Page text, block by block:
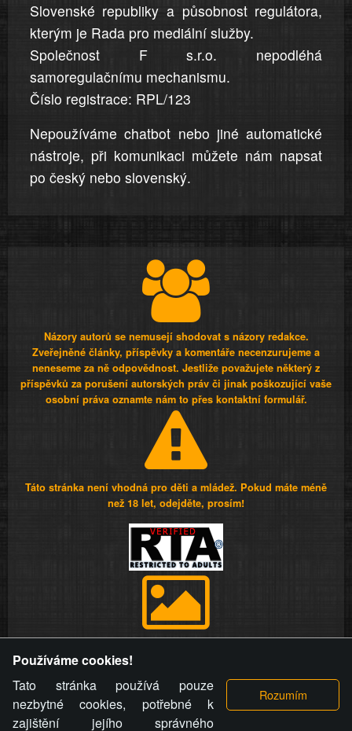
Slovenské republiky a působnost regulátora,
kterým je Rada pro mediální služby.
Společnost F s.r.o. nepodléhá
samoregulačnímu mechanismu.
Číslo registrace: RPL/123
Nepoužíváme chatbot nebo jiné automatické
nástroje, při komunikaci můžete nám napsat
po český nebo slovenský.
Názory autorů se nemusejí shodovat s názory redakce.
Zveřejněné články, příspěvky a komentáře necenzurujeme a
neneseme za ně odpovědnost. Jestliže považujete některý z
příspěvků za porušení autorských práv či jinak poškozující vaše
osobní práva oznamte nám to přes kontaktní formulář.
Táto stránka není vhodná pro děti a mládež. Pokud máte méně
než 18 let, odejděte, prosím!
videa a komentáře. Osoba, které se toto opatření provozovatele
stránky týče, ani osoba, která umístila fotografii nebo video na
stránku, nemůže z důvodu odstranění fotografie, videa nebo
komentáře pro výše uvedenou okolnost uplatnit vůči
provozovateli stránky žádný nárok na náhradu škody nebo
Používáme cookies!
Tato stránka používá pouze
nezbytné cookies, potřebné k
zajištění jejího správného